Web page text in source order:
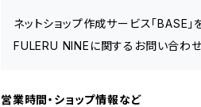
ネットショップ作成サービス「BASE
FULERU NINEに関するお問い合わ
営業時間・ショップ情報など